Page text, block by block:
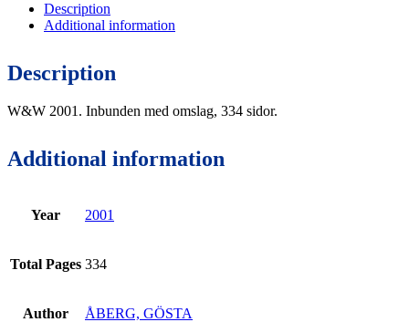
Description
Additional information
Description
W&W 2001. Inbunden med omslag, 334 sidor.
Additional information
Year 2001
Total Pages 334
Author ÅBERG, GÖSTA